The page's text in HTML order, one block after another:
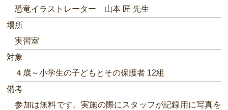
恐竜イラストレーター 山本 匠 先生
場所
実習室
対象
４歳～小学生の子どもとその保護者 12組
備考
参加は無料です。実施の際にスタッフが記録用に写真を